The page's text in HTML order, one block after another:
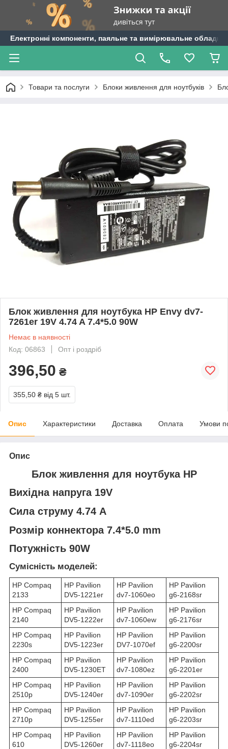
Електронні компоненти, паяльне та вимірювальне
Товари та послуги Блоки живлення для ноутбуків
Блок живлення для ноутбука HP Envy dv7-
7261er 19V 4.74 A 7.4*5.0 90W
Немає в наявності
Код: 06863
Опт і роздріб
396,50 ₴
355,50 ₴ від 5 шт.
Опис Характеристики Доставка Оплата Умови
Опис
Блок живлення для ноутбука HP
Вихідна напруга 19V
Сила струму 4.74 A
Розмір коннектора 7.4*5.0 mm
Потужність 90W
Сумісність моделей:
HP Compaq
2133
HP Pavilion
DV5-1221er
HP Pavilion
dv7-1060eo
HP Pavilion
g6-2168sr
HP Compaq
2140
HP Pavilion
DV5-1222er
HP Pavilion
dv7-1060ew
HP Pavilion
g6-2176sr
HP Compaq
2230s
HP Pavilion
DV5-1223er
HP Pavilion
DV7-1070ef
HP Pavilion
g6-2200sr
HP Compaq
2400
HP Pavilion
DV5-1230ET
HP Pavilion
dv7-1080ez
HP Pavilion
g6-2201er
HP Compaq
2510p
HP Pavilion
DV5-1240er
HP Pavilion
dv7-1090er
HP Pavilion
g6-2202sr
HP Compaq
2710p
HP Pavilion
DV5-1255er
HP Pavilion
dv7-1110ed
HP Pavilion
g6-2203sr
HP Compaq
610
HP Pavilion
DV5-1260er
HP Pavilion
dv7-1118eo
HP Pavilion
g6-2204sr